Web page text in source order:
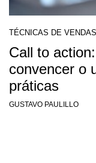
TÉCNICAS DE VENDAS
Call to
convencer o
práticas
GUSTAVO PAULILLO